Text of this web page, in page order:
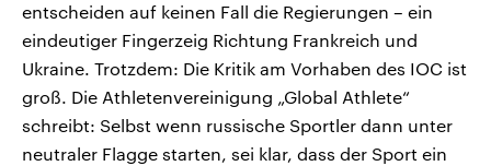
entscheiden auf keinen Fall die Regierungen – ein
eindeutiger Fingerzeig Richtung Frankreich und
Ukraine. Trotzdem: Die Kritik am Vorhaben des IOC ist
groß. Die Athletenvereinigung „Global Athlete“
schreibt: Selbst wenn russische Sportler dann unter
neutraler Flagge starten, sei klar, dass der Sport ein